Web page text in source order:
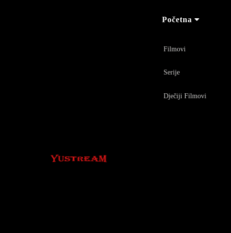
Početna
Filmovi
Serije
Dječiji Filmovi